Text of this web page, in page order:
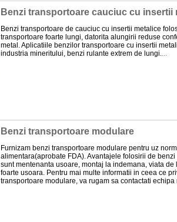
Benzi transportoare cauciuc cu insertii
Benzi transportoare de cauciuc cu insertii metalice
transportoare foarte lungi, datorita alungirii reduse
metal. Aplicatiile benzilor transportoare cu insertii
industria mineritului, benzi rulante extrem de lungi.
Benzi transportoare modulare
Furnizam benzi transportoare modulare pentru uz
alimentara(aprobate FDA). Avantajele folosirii de
sunt mentenanta usoare, montaj la indemana, viata
foarte usoara. Pentru mai multe informatii in ceea ce
transportoare modulare, va rugam sa contactati echipa